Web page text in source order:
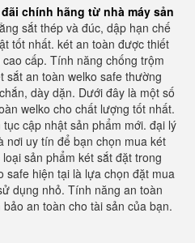
chính hãng từ nhà máy sản
sắt thép và đúc, dập hạn chế
tốt nhất. két an toàn được thiết
cấp. Tính năng chống trộm
sắt an toàn welko safe thường
dày dặn. Dưới đây là một số
welko cho chất lượng tốt nhất.
cập nhật sản phẩm mới. đại lý
nơi uy tín để bạn chọn mua két
sản phẩm két sắt đặt trong
safe hiện tại là lựa chọn đặt mua
dụng nhỏ. Tính năng an toàn
an toàn cho tài sản của bạn.